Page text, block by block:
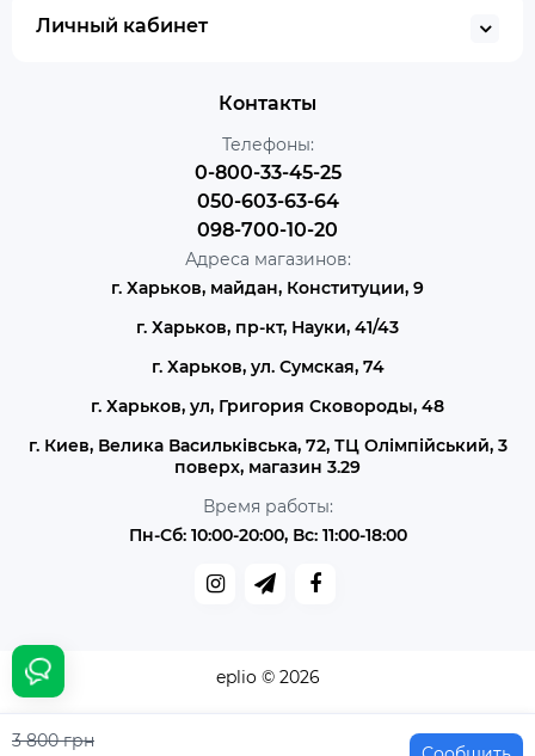
3 800 грн
Личный кабинет
Контакты
Телефоны:
0-800-33-45-25
050-603-63-64
098-700-10-20
Адреса магазинов:
г. Харьков, майдан, Конституции, 9
г. Харьков, пр-кт, Науки, 41/43
г. Харьков, ул. Сумская, 74
г. Харьков, ул, Григория Сковороды, 48
г. Киев, Велика Васильківська, 72, ТЦ Олімпійський, 3
поверх, магазин 3.29
Время работы:
Пн-Сб: 10:00-20:00, Вс: 11:00-18:00
eplio © 2026